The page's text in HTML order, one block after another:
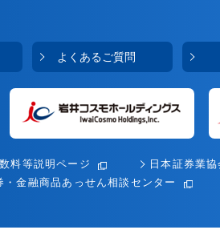
よくあるご質問
料等説明ページ 日本証券業協
・金融商品あっせん相談センター